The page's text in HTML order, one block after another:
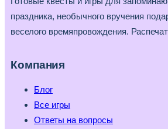
праздника, необычного вручения
веселого времяпровождения.
Компания
Блог
Все игры
Ответы на вопросы